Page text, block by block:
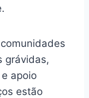
grávidas,
apoio
estão